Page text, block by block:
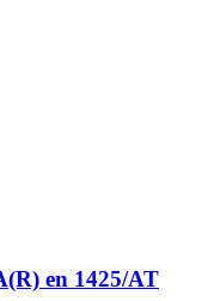
en 1425/AT